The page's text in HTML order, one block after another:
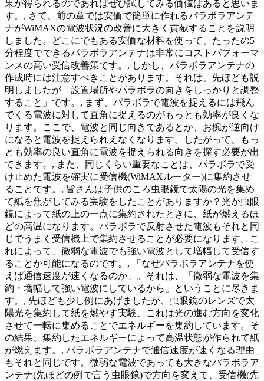
果が得られるのであればぜひ試してみる価値はあると思いま
す。, さて、前の章では安価で簡単に作れるパラボラアンテ
ナがWiMAXの電波状況の改善に大きく貢献することを説明
しました。どこにでもある安価な材料を使って、たったの5
分程度でできるパラボラアンテナは非常にコストパフォーマ
ンスの高い受信改善策です。, しかし、パラボラアンテナの
作成時には注意すべきことがあります。それは、先ほども説
明しましたが「設置場所やパラボラの向きをしっかりと調整
すること」です。, まず、パラボラで電波を捉えるには飛ん
でくる電波に対して直角に捉えるのがもっとも効率が良くな
ります。ここで、電波と同じ向きであるとか、お椀が逆向け
になると電波を捉えられえなくなります。したがって、もっ
とも効率の良い直角に電波を捉えられる向きを探す必要が出
てきます。, また、同じくらい重要なことは、パラボラで受
け止めた電波を確実に受信機(WiMAXルーター)に集約させ
ることです。, 皆さんは子供のころ虫眼鏡で太陽の光を集め
て紙を焦がしてみる実験をしたことがありますか？光が虫眼
鏡によって紙の上の一点に集約されたときに、紙が燃えるほ
どの高温になります。パラボラで反射させた電波もそれと同
じでうまく受信機上で集約させることが必要になります。こ
れによって、微弱な電波でも強い電波として増幅して受信す
ることが可能になるのです。, 「なぜパラボラアンテナを使
えば通信速度が速くなるのか」。それは、「微弱な電波を集
約・増幅して強い電波にしているから」ということに尽きま
す。, 先ほども少し例にあげましたが、虫眼鏡のレンズで太
陽光を集約して紙を燃やす実験、これは光の進む方向を変化
させて一転に集めることでエネルギーを集約しています。そ
の結果、集約したエネルギーによって高温状態が作られて紙
が燃えます。, パラボラアンテナで通信速度が速くなる理由
もそれと同じです。微弱な電波であっても大きなパラボラア
ンテナ(先ほどの例で言う虫眼鏡)で方向を変えて、受信機(先